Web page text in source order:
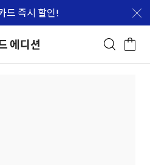
드 즉시 할인!
에디션